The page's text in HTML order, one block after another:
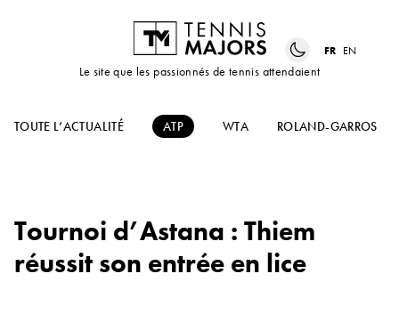
Le site que les passionnés de tennis attendaient
FR EN
TOUTE L’ACTUALITÉ ATP WTA ROLAND-GARROS
Tournoi d’Astana : Thiem
réussit son entrée en lice